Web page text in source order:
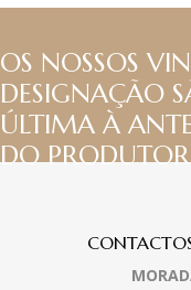
OS NOSSOS
DESIGNAÇÃO
ÚLTIMA À
DO PRODUTOR